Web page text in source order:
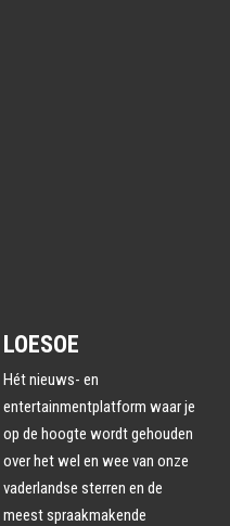
LOESOE
Hét nieuws- en
entertainmentplatform waar je
op de hoogte wordt gehouden
over het wel en wee van onze
vaderlandse sterren en de
meest spraakmakende